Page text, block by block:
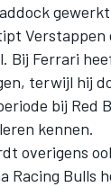
Verstappen
Ferrari
terwijl hij
bij Red
kennen.
overigens
Racing Bulls